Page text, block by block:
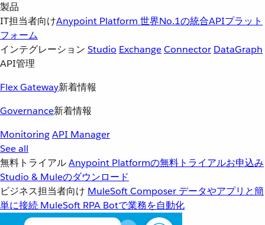
製品
IT担当者向けAnypoint Platform 世界No.1の統合APIプラット
フォーム
インテグレーション Studio ExchangeConnector DataGraph
API管理
Flex Gateway新着情報
Governance新着情報
MonitoringAPI Manager
See all
無料トライアルAnypoint Platformの無料トライアルお申込み
Studio & Muleのダウンロード
ビジネス担当者向け MuleSoft Composer データやアプリと簡
単に接続 MuleSoft RPA Botで業務を自動化